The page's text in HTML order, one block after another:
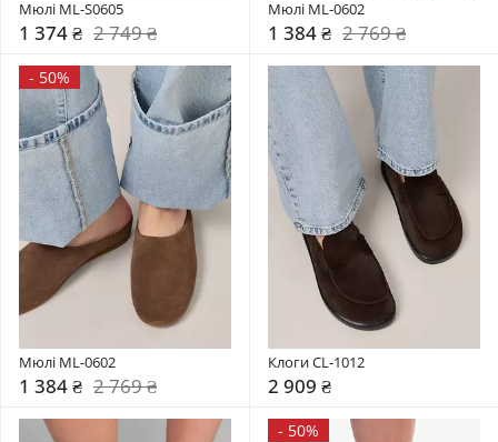
Мюлі ML-S0605
1 374 ₴ 2 749 ₴
Мюлі ML-0602
1 384 ₴ 2 769 ₴
- 50%
Мюлі ML-0602
1 384 ₴ 2 769 ₴
Клоги CL-1012
2 909 ₴
- 50%